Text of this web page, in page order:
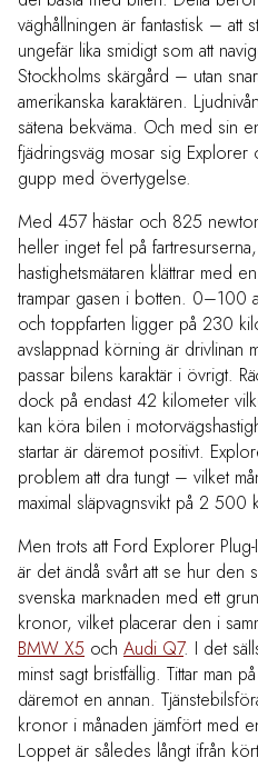
väghållningen är fantastisk – att
ungefär lika smidigt som att
Stockholms skärgård – utan
amerikanska karaktären.
sätena bekväma. Och med sin
fjädringsväg mosar sig
gupp med övertygelse.
Med 457 hästar och 825
heller inget fel på
hastighetsmätaren klättrar med
trampar gasen i botten. 0–100
och toppfarten ligger på 230
avslappnad körning är drivlinan
passar bilens karaktär i övrigt.
dock på endast 42 kilometer
kan köra bilen i
startar är däremot positivt.
problem att dra tungt – vilket
maximal släpvagnsvikt på 2 500
Men trots att Ford Explorer
är det ändå svårt att se hur den
svenska marknaden med ett
kronor, vilket placerar den i
BMW X5 och Audi Q7. I det
minst sagt bristfällig. Tittar man
däremot en annan.
kronor i månaden jämfört med
Loppet är således långt ifrån